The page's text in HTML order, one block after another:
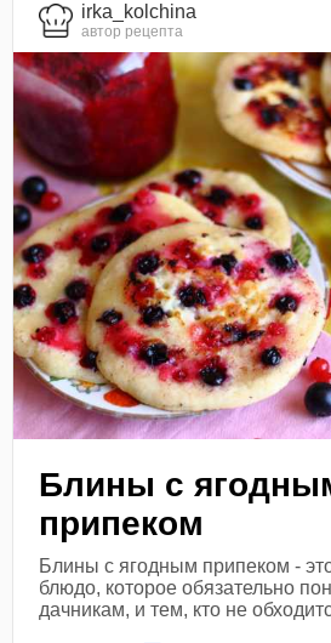
irka_kolchina
автор рецепта
Блины с
припеком
Блины с ягодным припеком -
блюдо, которое обязательно
дачникам, и тем, кто не